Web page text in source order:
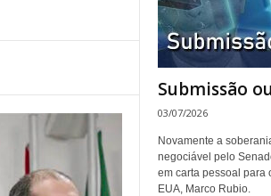
Submissão
03/07/2026
Novamente a
negociável pelo
em carta pessoal para
EUA, Marco Rubio.